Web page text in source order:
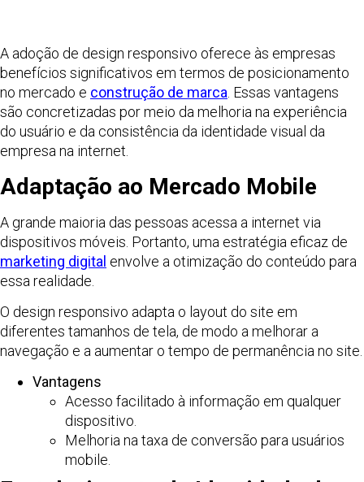
A adoção de design responsivo oferece às empresas
benefícios significativos em termos de posicionamento
no mercado e construção de marca. Essas vantagens
são concretizadas por meio da melhoria na experiência
do usuário e da consistência da identidade visual da
empresa na internet.
Adaptação ao Mercado Mobile
A grande maioria das pessoas acessa a internet via
dispositivos móveis. Portanto, uma estratégia eficaz de
marketing digital envolve a otimização do conteúdo para
essa realidade.
O design responsivo adapta o layout do site em
diferentes tamanhos de tela, de modo a melhorar a
navegação e a aumentar o tempo de permanência no site.
Vantagens
Acesso facilitado à informação em qualquer
dispositivo.
Melhoria na taxa de conversão para usuários
mobile.